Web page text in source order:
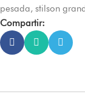
pesada, stilson
Compartir: